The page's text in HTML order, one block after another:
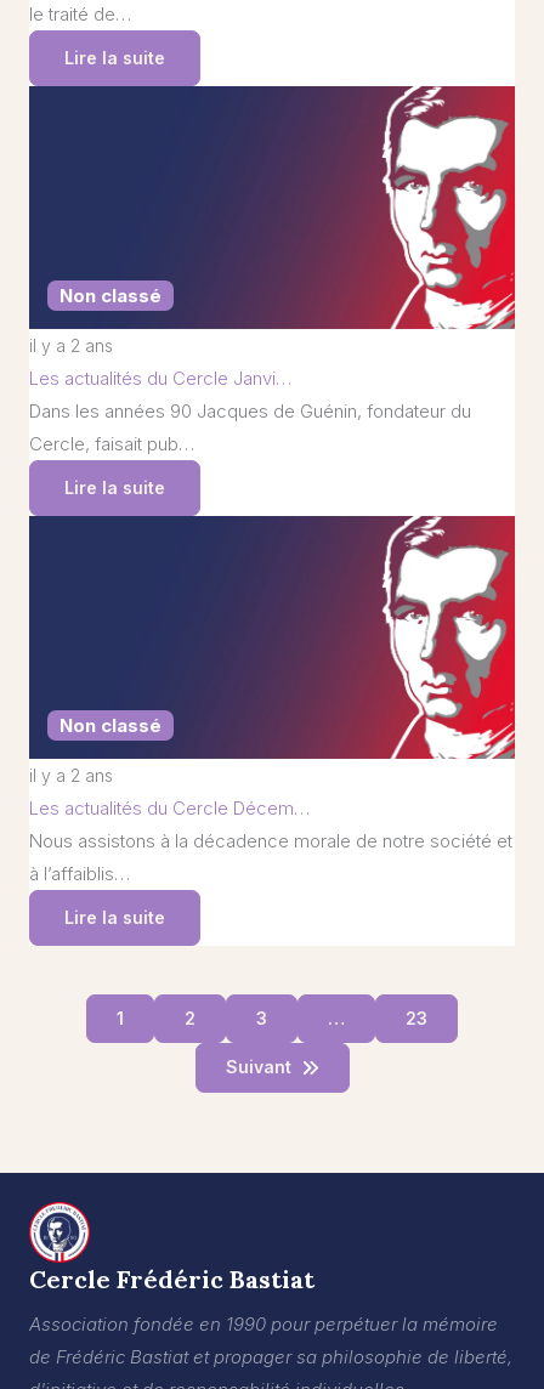
le traité de…
Lire la suite
Non classé
il y a 2 ans
Les actualités du Cercle Janvi…
Dans les années 90 Jacques de Guénin, fondateur du
Cercle, faisait pub…
Lire la suite
Non classé
il y a 2 ans
Les actualités du Cercle Décem…
Nous assistons à la décadence morale de notre société et
à l’affaiblis…
Lire la suite
1 2 3 … 23
Suivant
Cercle Frédéric Bastiat
Association fondée en 1990 pour perpétuer la mémoire
de Frédéric Bastiat et propager sa philosophie de liberté,